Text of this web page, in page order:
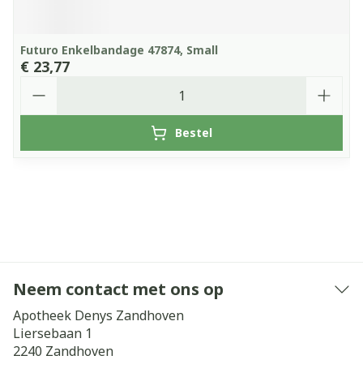
Futuro Enkelbandage 47874, Small
€ 23,77
Bestel
Neem contact met ons op
Apotheek Denys Zandhoven
Liersebaan 1
2240 Zandhoven